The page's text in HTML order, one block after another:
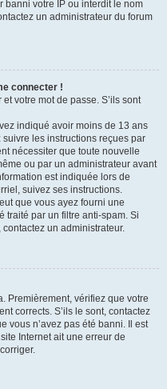
banni votre IP ou interdit le nom
un administrateur du forum
connecter !
votre mot de passe. S’ils sont
indiqué avoir moins de 13 ans
suivre les instructions reçues par
nécessiter que toute nouvelle
ou par un administrateur avant
est indiquée lors de
suivez ses instructions.
que vous ayez fourni une
traité par un filtre anti-spam. Si
un administrateur.
Premièrement, vérifiez que votre
corrects. S’ils le sont, contactez
vous n’avez pas été banni. Il est
Internet ait une erreur de